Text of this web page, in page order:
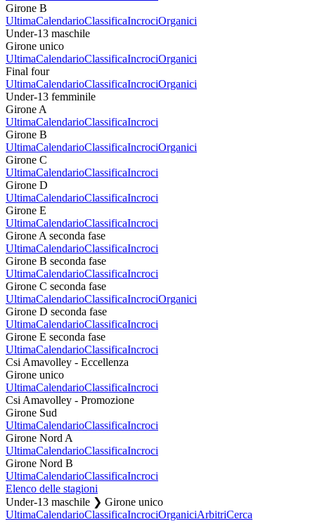
Girone B
UltimaCalendarioClassificaIncrociOrganici
Under-13 maschile
Girone unico
UltimaCalendarioClassificaIncrociOrganici
Final four
UltimaCalendarioClassificaIncrociOrganici
Under-13 femminile
Girone A
UltimaCalendarioClassificaIncroci
Girone B
UltimaCalendarioClassificaIncrociOrganici
Girone C
UltimaCalendarioClassificaIncroci
Girone D
UltimaCalendarioClassificaIncroci
Girone E
UltimaCalendarioClassificaIncroci
Girone A seconda fase
UltimaCalendarioClassificaIncroci
Girone B seconda fase
UltimaCalendarioClassificaIncroci
Girone C seconda fase
UltimaCalendarioClassificaIncrociOrganici
Girone D seconda fase
UltimaCalendarioClassificaIncroci
Girone E seconda fase
UltimaCalendarioClassificaIncroci
Csi Amavolley - Eccellenza
Girone unico
UltimaCalendarioClassificaIncroci
Csi Amavolley - Promozione
Girone Sud
UltimaCalendarioClassificaIncroci
Girone Nord A
UltimaCalendarioClassificaIncroci
Girone Nord B
UltimaCalendarioClassificaIncroci
Elenco delle stagioni
Under-13 maschile ❯ Girone unico
UltimaCalendarioClassificaIncrociOrganiciArbitriCerca